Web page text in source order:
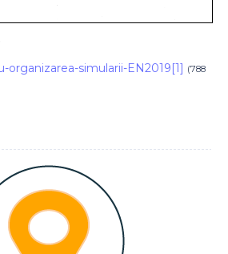
organizarea-simularii-EN2019[1] (788